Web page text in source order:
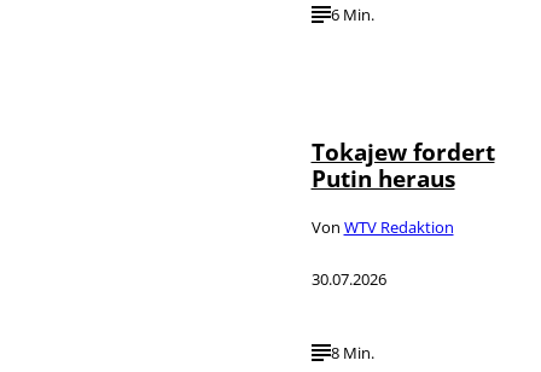
6 Min.
Tokajew fordert
Putin heraus
Von WTV Redaktion
30.07.2026
8 Min.